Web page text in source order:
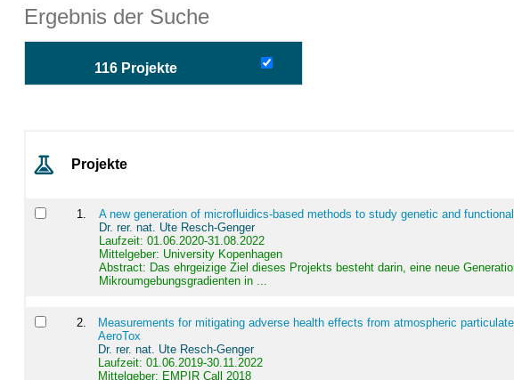
Ergebnis der Suche
116 Projekte
Projekte
1
A new generation of microfluidics-based methods to study genetic and
Dr. rer. nat. Ute Resch-Genger
Laufzeit: 01.06.2020-31.08.2022
Mittelgeber: University Kopenhagen
Abstract: Das ehrgeizige Ziel dieses Projekts besteht darin, eine neue
Mikroumgebungsgradienten in ...
2.
Measurements for mitigating adverse health effects from atmospheric
AeroTox
Dr. rer. nat. Ute Resch-Genger
Laufzeit: 01.06.2019-30.11.2022
Mittelgeber: EMPIR Call 2018